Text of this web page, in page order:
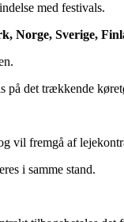
med festivals.
Norge, Sverige,
på det trækkende
vil fremgå af
i samme stand.